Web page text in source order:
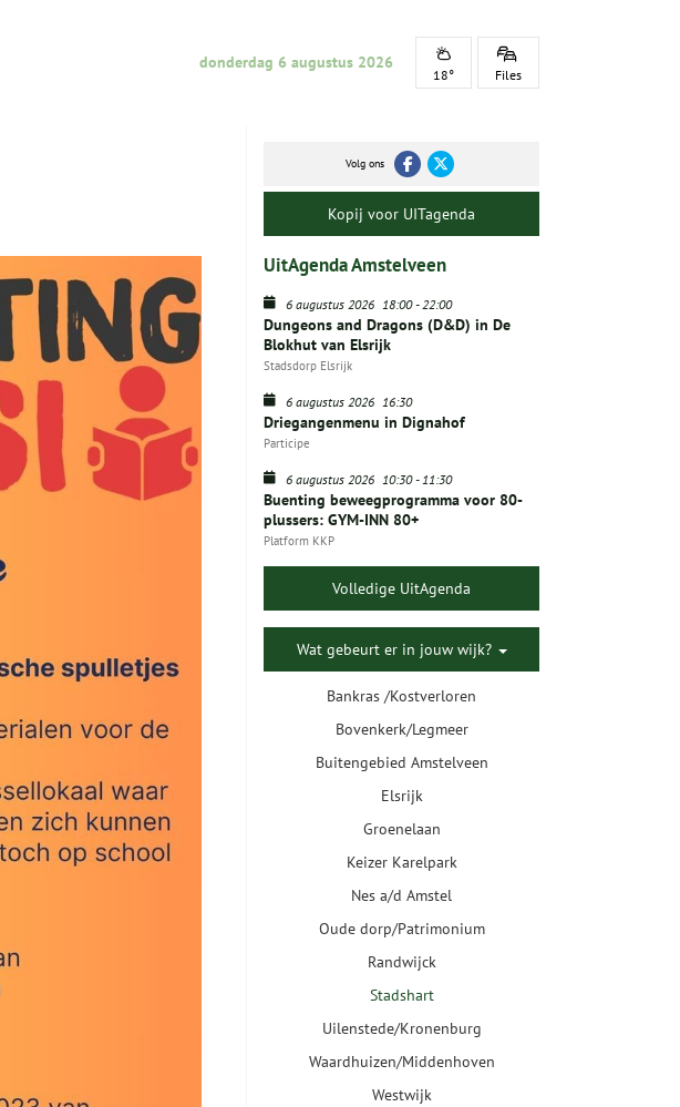
donderdag 6 augustus 2026
18° Files
Volg ons
Kopij voor UITagenda
UitAgenda Amstelveen
6 augustus 2026 18:00-22:00
Dungeons and Dragons (D&D) in De
Blokhut van Elsrijk
Stadsdorp Elsrijk
6 augustus 2026 16:30
Driegangenmenu in Dignahof
Participe
6 augustus 2026 10:30-11:30
Buenting beweegprogramma voor 80-
plussers: GYM-INN 80+
Platform KKP
Volledige UitAgenda
Wat gebeurt er in jouw wijk?
Bankras /Kostverloren
Bovenkerk/Legmeer
Buitengebied Amstelveen
Elsrijk
Groenelaan
Keizer Karelpark
Nes a/d Amstel
Oude dorp/Patrimonium
Randwijck
Stadshart
Uilenstede/Kronenburg
Waardhuizen/Middenhoven
Westwijk